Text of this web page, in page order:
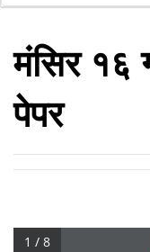
मंसिर
पेपर
1 / 8